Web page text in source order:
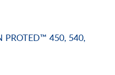
PROTED™ 450, 540,